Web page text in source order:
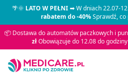
🌴🌞LATO W PEŁNI➡ W dniach 22.07-
rabatem do -40%Sprawdź,
📦 Dostawa do automatów paczkowych i
złObowiązuje do 12.08 do